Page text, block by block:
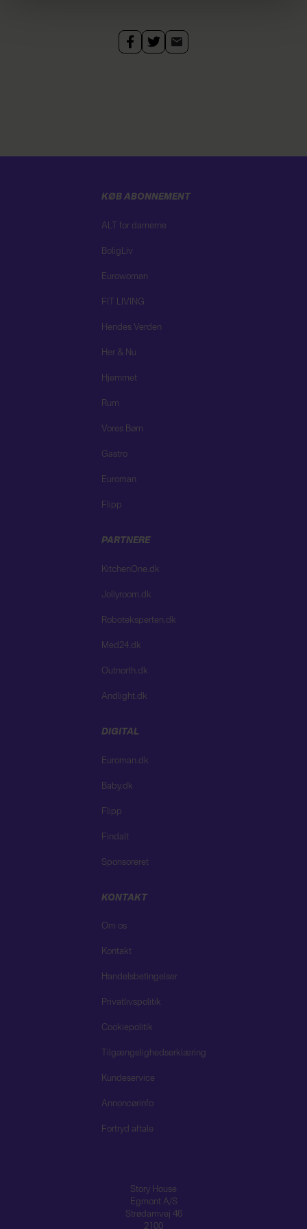
KØB ABONNEMENT
ALT for damerne
BoligLiv
Eurowoman
FIT LIVING
Hendes Verden
Her & Nu
Hjemmet
Rum
Vores Børn
Gastro
Euroman
Flipp
PARTNERE
KitchenOne.dk
Jollyroom.dk
Roboteksperten.dk
Med24.dk
Outnorth.dk
Andlight.dk
DIGITAL
Euroman.dk
Baby.dk
Flipp
Findalt
Sponsoreret
KONTAKT
Om os
Kontakt
Handelsbetingelser
Privatlivspolitik
Cookiepolitik
Tilgængelighedserklæring
Kundeservice
Annoncørinfo
Fortryd aftale
Story House
Egmont A/S
Strødamvej 46
2100